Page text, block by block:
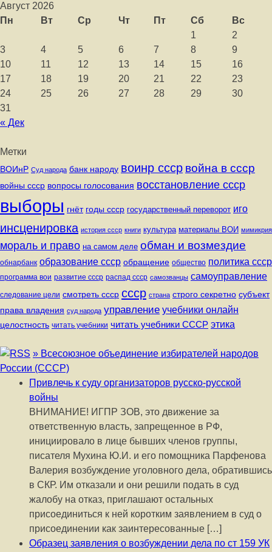
Август 2026
Пн
Вт Ср Чт Пт Сб Вс
« Дек
1
2
3
4 5 6 7 8
9
10
11 12 13 14 15
16
17
18 19 20 21 22
23
24
25 26 27 28 29
30
31
Метки
ВОИнР Суд народа банк народу воинр ссср война в ссср
войны ссср вопросы голосования восстановление ссср
выборы гнёт годы ссср государственный переворот иго
инсценировка история ссср книги культура материалы ВОИ мимикрия
мораль и право на самом деле обман и возмездие
обнарбанк образование ссср обращение общество политика ссср
программа вои развитие ссср распад ссср самозванцы самоуправление
следование цели смотреть ссср ссср страна строго секретно субъект
права владения суд народа управление учебники онлайн
целостность читать учебники читать учебники СССР этика
» Всесоюзное объединение избирателей народов
России (СССР)
Привлечь к суду организаторов русско-русской
войны
ВНИМАНИЕ! ИГПР ЗОВ, это движение за
ответственную власть, запрещенное в РФ,
инициировало в лице бывших членов группы,
писателя Мухина Ю.И. и его помощника Парфенова
Валерия возбуждение уголовного дела, обратившись
в СКР. Им отказали и они решили подать в суд
жалобу на отказ, приглашают остальных
присоединиться к ней коротким заявлением в суд о
присоединении как заинтересованные […]
Образец заявления о возбуждении дела по ст 159 УК